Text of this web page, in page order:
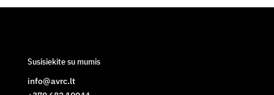
Susisiekite su mumis
info@avrc.lt